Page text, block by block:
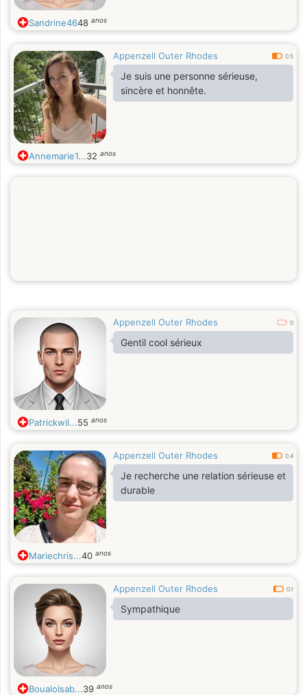
Sandrine4648 anos
Appenzell Outer Rhodes 0.5
Je suis une personne sérieuse,
sincère et honnête.
Annemarie1...32 anos
Appenzell Outer Rhodes 0
Gentil cool sérieux
Patrickwil...55 anos
Appenzell Outer Rhodes 0.4
Je recherche une relation sérieuse et
durable
Mariechris...40 anos
Appenzell Outer Rhodes 0.1
Sympathique
BoualoIsab...39 anos